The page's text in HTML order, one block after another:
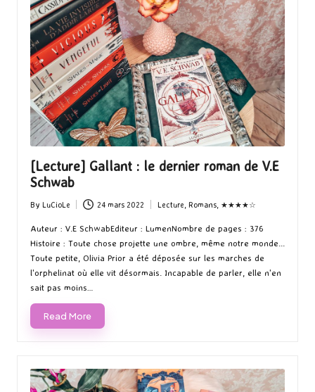
[Lecture] Gallant : le dernier roman de V.E
Schwab
Posted
by
By LuCioLe 24 mars 2022
Posted
Lecture, Romans, ★★★★☆
Auteur : V.E SchwabEditeur : LumenNombre de pages : 376
Histoire : Toute chose projette une ombre, même notre monde...
Toute petite, Olivia Prior a été déposée sur les marches de
l'orphelinat où elle vit désormais. Incapable de parler, elle n'en
sait pas moins…
Read More